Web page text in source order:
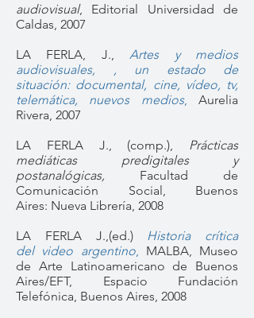
audiovisual, Editorial Universidad de
Caldas, 2007
LA FERLA, J.,Artes y medios
audiovisuales, , un estado de
situación: documental, cine, vídeo, tv,
telemática, nuevos medios,Aurelia
Rivera, 2007
LA FERLA J., (comp.), Prácticas
mediáticas predigitales y
postanalógicas, Facultad de
Comunicación Social, Buenos
Aires: Nueva Librería, 2008
LA FERLA J.,(ed.) Historia crítica
del video argentino, MALBA, Museo
de Arte Latinoamericano de Buenos
Aires/EFT, Espacio Fundación
Telefónica, Buenos Aires, 2008